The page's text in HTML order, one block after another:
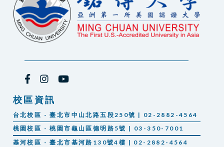
校區資訊
台北校區 - 臺北市中山北路五段250號 | 02-2882-4564
桃園校區 - 桃園市龜山區德明路5號 | 03-350-7001
基河校區 - 臺北市基河路130號4樓 | 02-2882-4564